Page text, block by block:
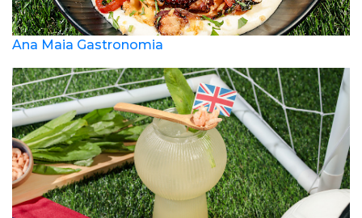
Ana Maia Gastronomia